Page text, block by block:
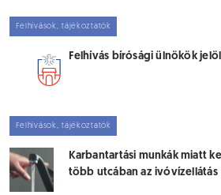
Felhívások, tájékoztatók
Felhívás bírósági ülnökök
Felhívások, tájékoztatók
Karbantartási munkák miatt
több utcában az ivóvízellátás